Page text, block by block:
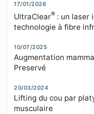
17/01/2026
UltraClear® : un laser
technologie à fibre
10/07/2025
Augmentation
Preservé
20/03/2024
Lifting du cou par
musculaire